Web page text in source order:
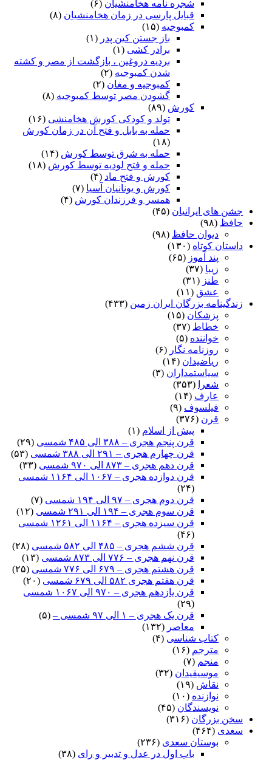
شجره نامه هخامنشیان (۶)
قبایل پارسی در زمان هخامنشیان (۸)
کمبوجیه (۱۵)
باز جستن کین پدر (۱)
برادر کشی (۱)
بردیه دروغین ، بازگشت از مصر و کشته
شدن کمبوجیه (۲)
کمبوجیه و مغان (۲)
گشودن مصر توسط کمبوجیه (۸)
کورش (۸۹)
تولد و کودکی کورش هخامنشی (۱۶)
حمله به بابل و فتح آن در زمان کورش
(۱۸)
حمله به شرق توسط کورش (۱۴)
حمله و فتح لودیه توسط کورش (۱۸)
کورش و فتح ماد (۴)
کورش و یونانیان آسیا (۷)
همسر و فرزندان کورش (۴)
جشن های ایرانیان (۴۵)
حافظ (۹۸)
دیوان حافظ (۹۸)
داستان کوتاه (۱۳۰)
پند آموز (۶۵)
زیبا (۳۷)
طنز (۳۱)
عشق (۱۱)
زندگینامه بزرگان ایران زمین (۴۳۳)
پزشکان (۱۵)
خطاط (۳۷)
خواننده (۵)
روزنامه نگار (۶)
ریاضیدان (۱۴)
سیاستمداران (۳)
شعرا
(۳۵۳)
عارف (۱۴)
فیلسوف (۹)
قرن (۳۷۶)
پیش از اسلام (۱)
قرن پنجم هجری – ۳۸۸ الی ۴۸۵ شمسی
(۲۹)
قرن چهارم هجری – ۲۹۱ الی ۳۸۸ شمسی
(۵۳)
قرن دهم هجری – ۸۷۳ الی ۹۷۰ شمسی
(۳۳)
قرن دوازده هجری – ۱۰۶۷ الی ۱۱۶۴ شمسی
(۲۴)
قرن دوم هجری – ۹۷ الی ۱۹۴ شمسی
(۷)
قرن سوم هجری – ۱۹۴ الی ۲۹۱ شمسی
(۱۲)
قرن سیزده هجری – ۱۱۶۴ الی ۱۲۶۱ شمسی
(۴۶)
قرن ششم هجری – ۴۸۵ الی ۵۸۲ شمسی
(۲۸)
قرن نهم هجری – ۷۷۶ الی ۸۷۳ شمسی
(۱۳)
قرن هشتم هجری – ۶۷۹ الی ۷۷۶ شمسی
(۲۵)
قرن هفتم هجری ۵۸۲ الی ۶۷۹ شمسی
(۲۰)
قرن یازدهم هجری – ۹۷۰ الی ۱۰۶۷ شمسی
(۲۹)
قرن یک هجری – ۱ الی ۹۷ شمسی –
(۵)
معاصر (۱۳۲)
کتاب شناسی (۴)
مترجم (۱۶)
منجم (۷)
موسیقیدان (۳۲)
نقاش (۱۹)
نوازنده (۱۰)
نویسندگان (۴۵)
سخن بزرگان (۳۱۶)
سعدی (۴۶۴)
بوستان سعدی (۲۳۶)
باب اول در عدل و تدبیر و رای (۳۸)